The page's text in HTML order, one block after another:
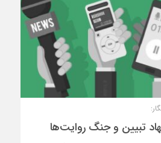
تبیین و جنگ روایت‌ها